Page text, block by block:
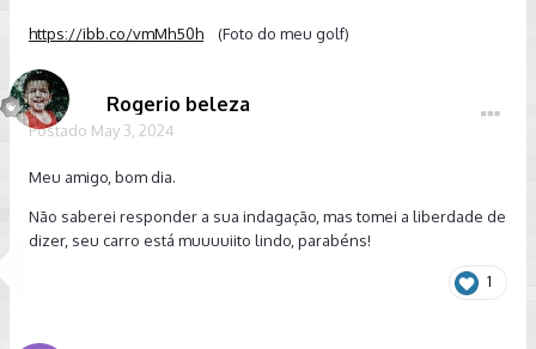
https://ibb.co/vmMh50h (Foto do meu golf)
Rogerio beleza
Postado May 3, 2024
Meu amigo, bom dia.
Não saberei responder a sua indagação, mas tomei a liberdade de
dizer, seu carro está muuuuiito lindo, parabéns!
1